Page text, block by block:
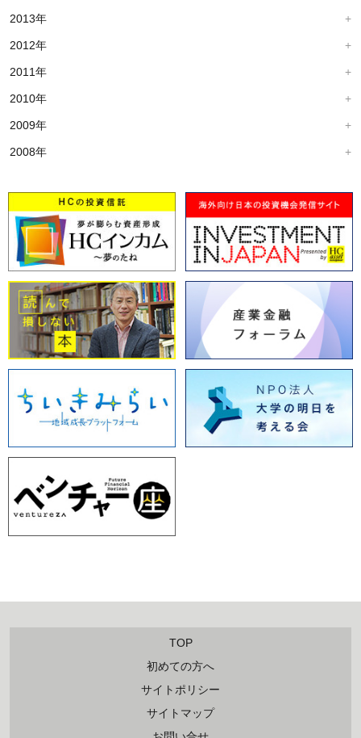
2013年
2012年
2011年
2010年
2009年
2008年
TOP
初めての方へ
サイトポリシー
サイトマップ